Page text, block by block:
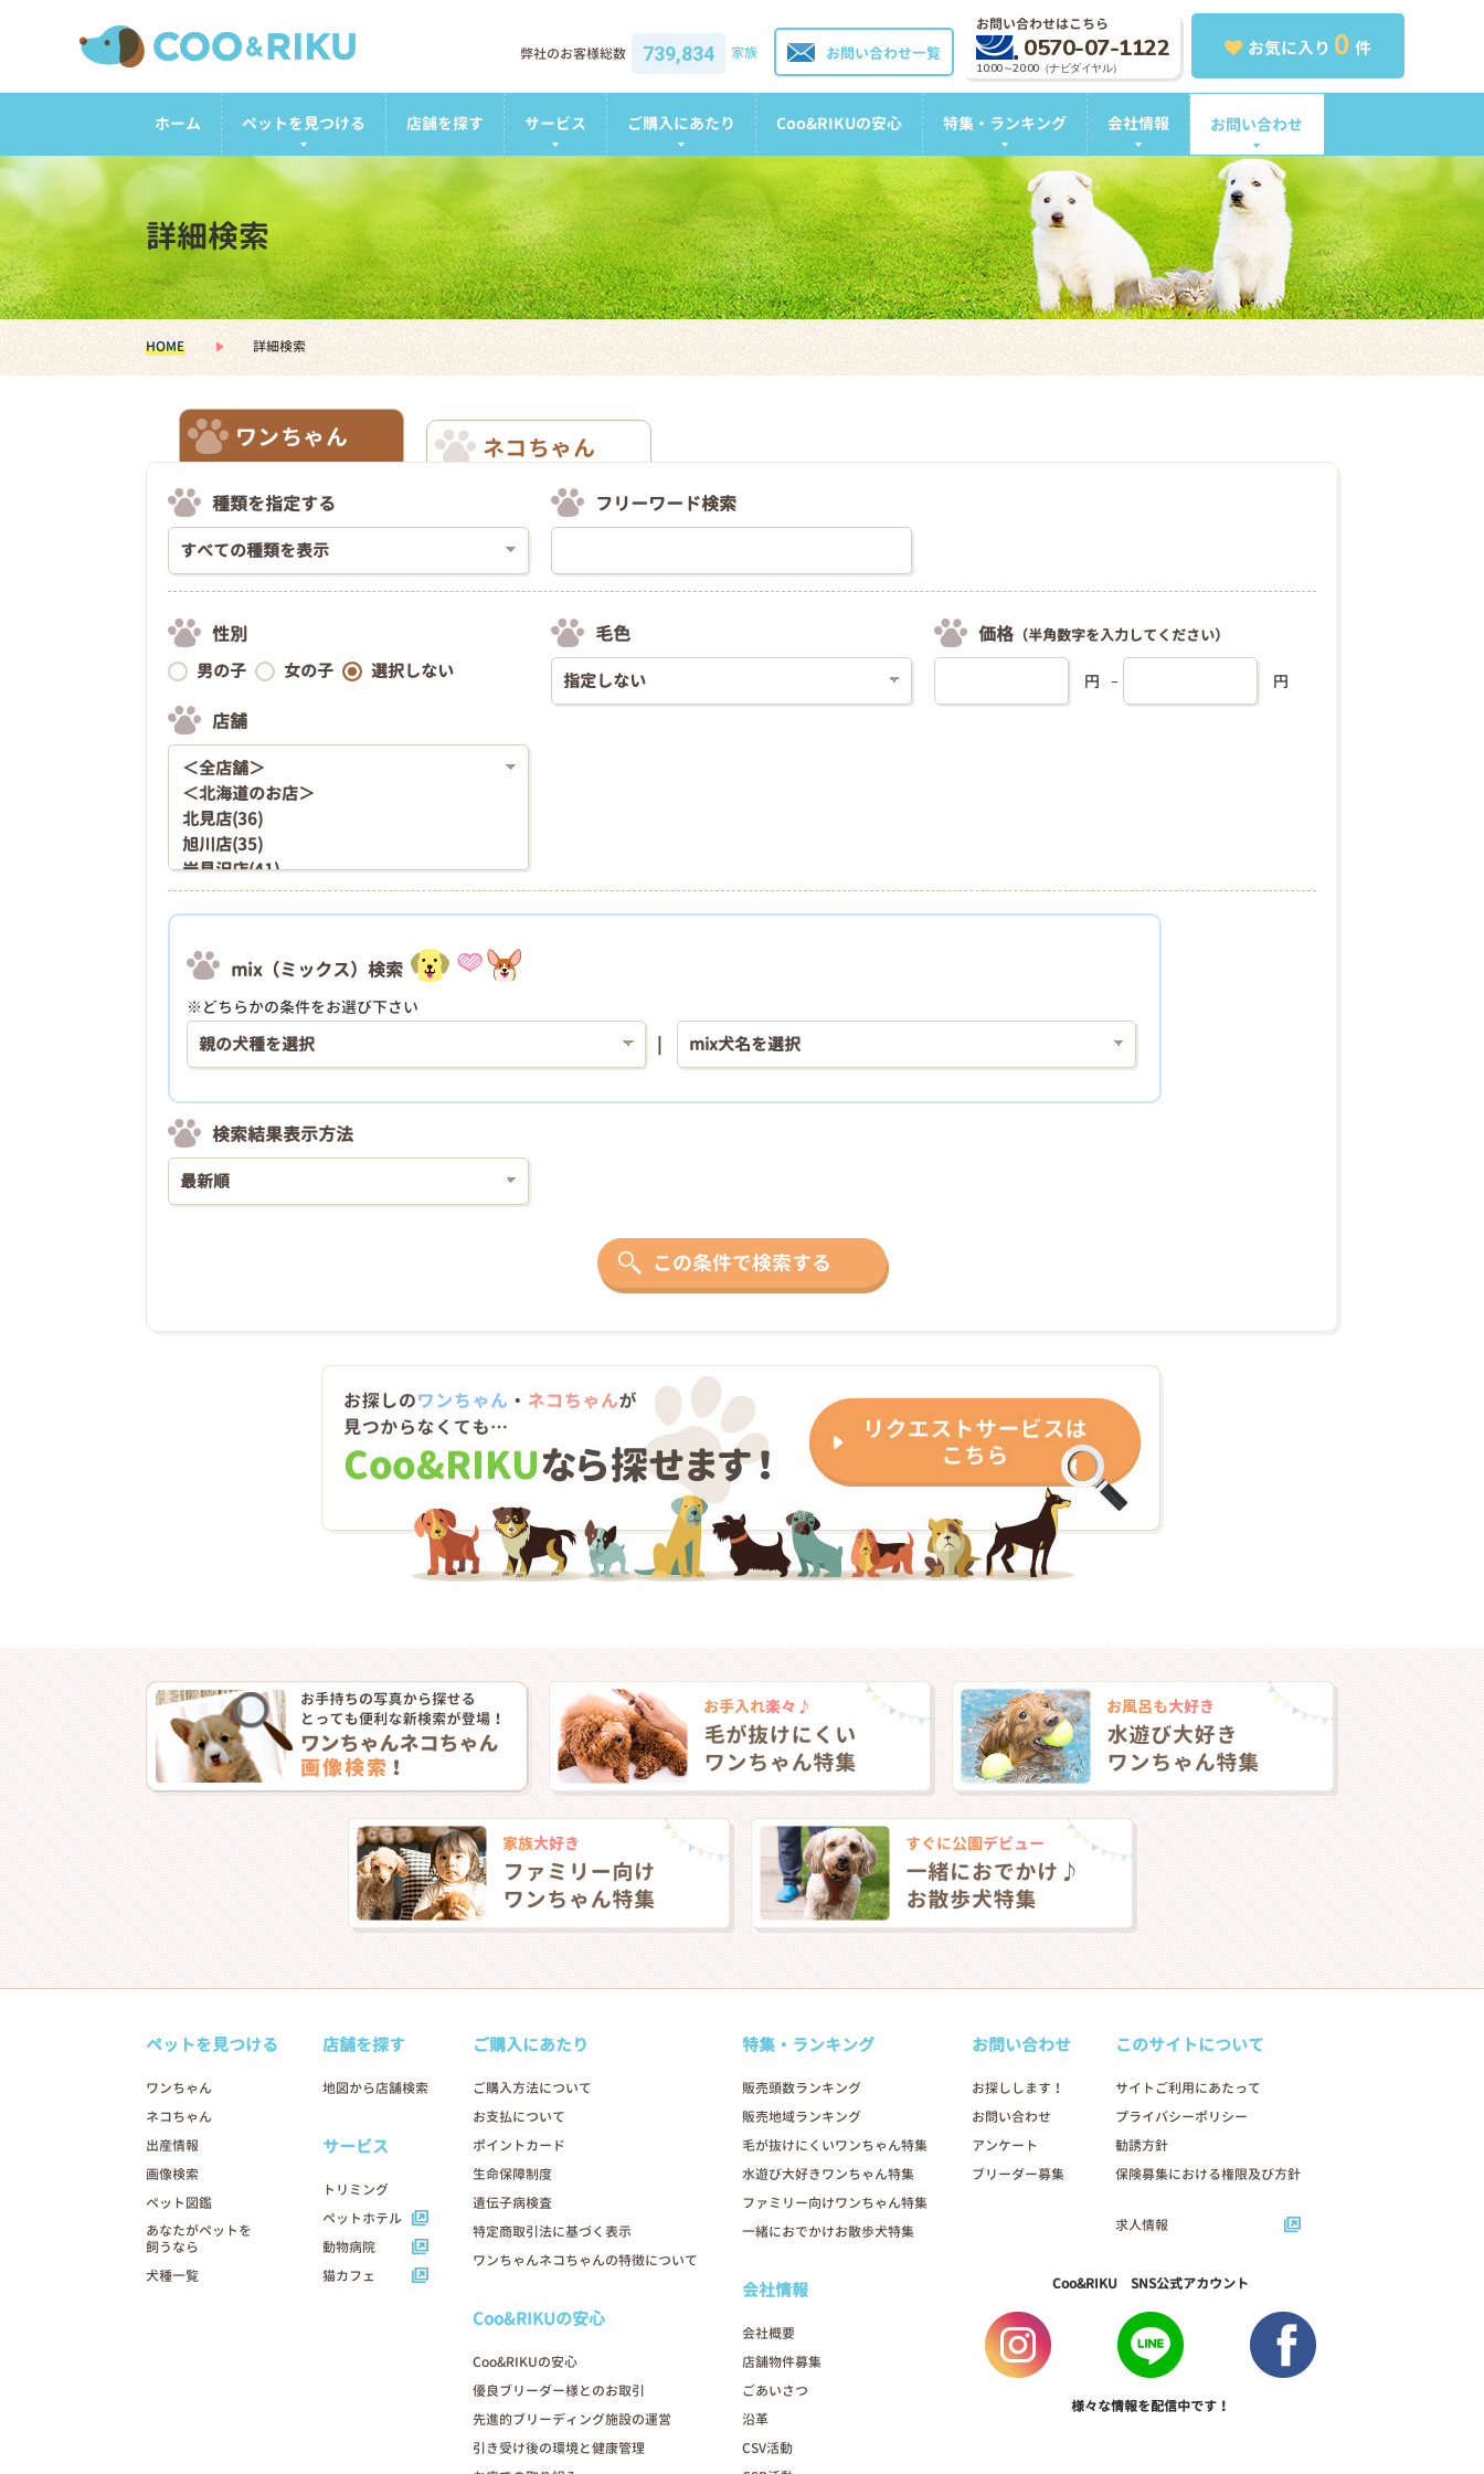
お気に入り 0 件
お問い合わせはこちら
0570-07-1122
10:00～20:00（ナビダイヤル）
お問い合わせ一覧
弊社のお客様総数 739,834 家族
ホーム ペットを見つける 店舗を探す サービス ご購入にあたり Coo&RIKUの安心 特集・ランキング 会社情報 お問い合わせ
詳細検索
HOME 詳細検索
ワンちゃん ネコちゃん
種類を指定する フリーワード検索
性別
男の子 女の子 選択しない
店舗
毛色 価格 （半角数字を入力してください）
円 円
mix（ミックス）検索
※どちらかの条件をお選び下さい
検索結果表示方法
この条件で検索する
ペットを見つける
ワンちゃん
ネコちゃん
出産情報
画像検索
ペット図鑑
あなたがペットを
飼うなら
犬種一覧
店舗を探す
地図から店舗検索
サービス
トリミング
ペットホテル
動物病院
猫カフェ
ご購入にあたり
ご購入方法について
お支払について
ポイントカード
生命保障制度
遺伝子病検査
特定商取引法に基づく表示
ワンちゃんネコちゃんの特徴について
Coo&RIKUの安心
Coo&RIKUの安心
優良ブリーダー様とのお取引
先進的ブリーディング施設の運営
引き受け後の環境と健康管理
特集・ランキング
販売頭数ランキング
販売地域ランキング
毛が抜けにくいワンちゃん特集
水遊び大好きワンちゃん特集
ファミリー向けワンちゃん特集
一緒におでかけお散歩犬特集
会社情報
会社概要
店舗物件募集
ごあいさつ
沿革
CSV活動
お問い合わせ
お探しします！
お問い合わせ
アンケート
ブリーダー募集
このサイトについて
サイトご利用にあたって
プライバシーポリシー
勧誘方針
保険募集における権限及び方針
求人情報
Coo&RIKU SNS公式アカウント
様々な情報を配信中です！